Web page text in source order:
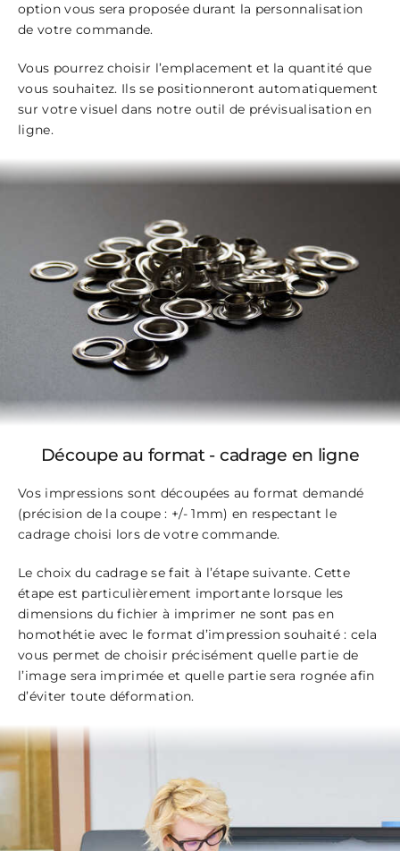
option vous sera proposée durant la personnalisation
de votre commande.
Vous pourrez choisir l’emplacement et la quantité que
vous souhaitez. Ils se positionneront automatiquement
sur votre visuel dans notre outil de prévisualisation en
ligne.
Découpe au format - cadrage en ligne
Vos impressions sont découpées au format demandé
(précision de la coupe : +/- 1mm) en respectant le
cadrage choisi lors de votre commande.
Le choix du cadrage se fait à l’étape suivante. Cette
étape est particulièrement importante lorsque les
dimensions du fichier à imprimer ne sont pas en
homothétie avec le format d’impression souhaité : cela
vous permet de choisir précisément quelle partie de
l’image sera imprimée et quelle partie sera rognée afin
d’éviter toute déformation.